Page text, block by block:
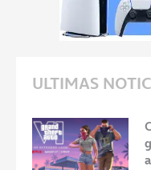
ULTIMAS